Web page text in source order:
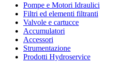
Pompe e Motori Idraulici
Filtri ed elementi filtranti
Valvole e cartucce
Accumulatori
Accessori
Strumentazione
Prodotti Hydroservice